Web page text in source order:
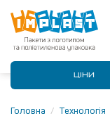
ЦІНИ
Головна / Технологія